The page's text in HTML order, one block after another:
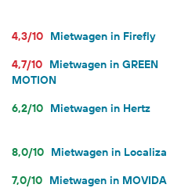
4,3/10 Mietwagen in Firefly
4,7/10 Mietwagen in GREEN
MOTION
6,2/10 Mietwagen in Hertz
8,0/10 Mietwagen in Localiza
7,0/10 Mietwagen in MOVIDA